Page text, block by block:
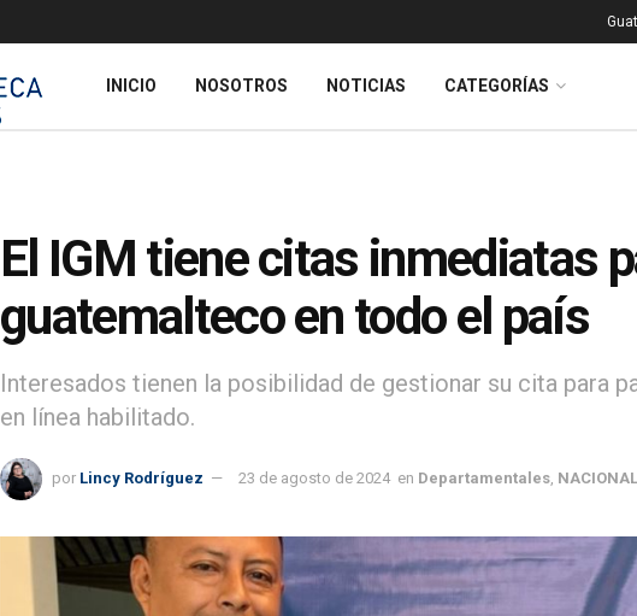
INICIO NOSOTROS NOTICIAS CATEGORÍAS
El IGM tiene citas inmediatas
guatemalteco en todo el país
Interesados tienen la posibilidad de gestionar su cita para
en línea habilitado.
por Lincy Rodríguez 23 de agosto de 2024 en Departamentales